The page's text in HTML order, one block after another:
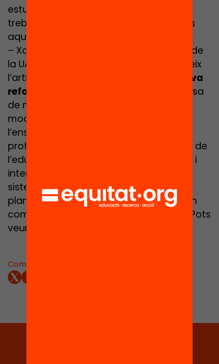
Comparteix:
estudiants titulats, i reorientació dels
treballs de final de carrera. Com valores
aquestes propostes?
– Xavier Bonal, professor de Sociologia de
la UAB i catedràtic d’Educació, ens ofereix
l’article
«Thatcher ressuscitada: la nova
reforma educativa a Espanya»
, on posa
de manifest com la LOMCE consolida la
modernització conservadora de
l’ensenyament, incloent un major
protagonisme del mercat en la provisió de
l’educació i en la planificació educativa i
intentant liquidar la comprensivitat del
sistema. Què opines sobre els temes
plantejats? Et convidem a escriure-hi un
comentari a algun dels posts del blog! Pots
veure totes les entrades fent clic